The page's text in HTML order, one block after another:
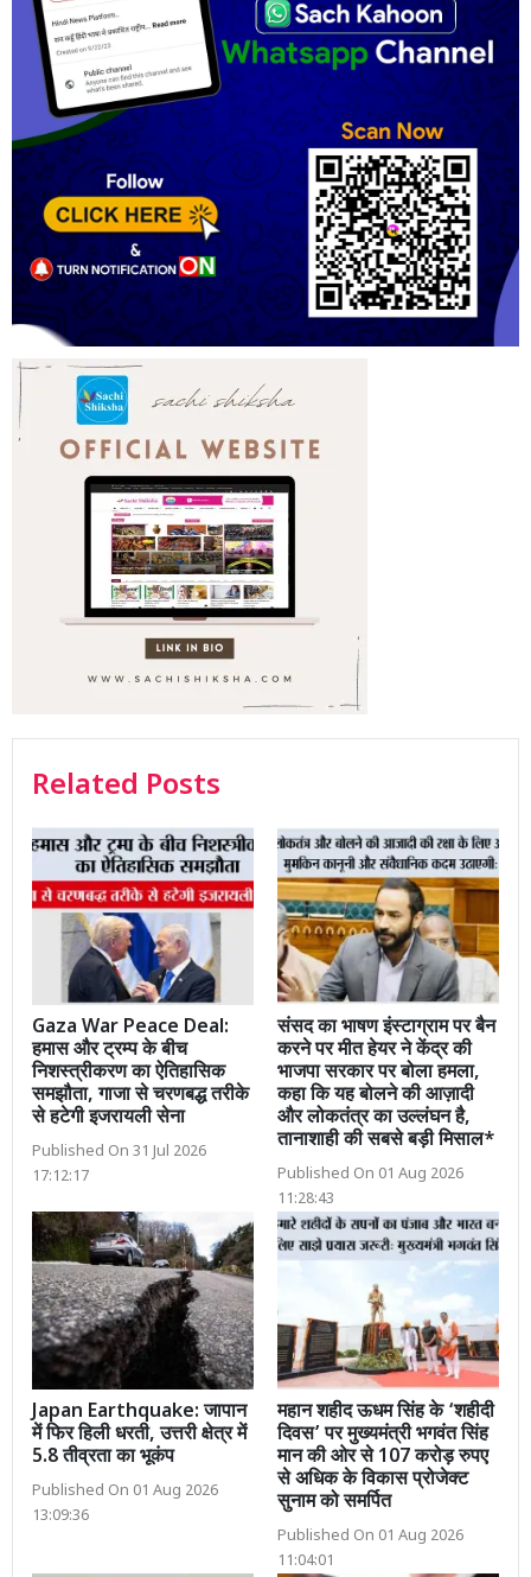
Related Posts
Gaza War Peace Deal:
हमास और ट्रम्प के बीच
निशस्त्रीकरण का ऐतिहासिक
समझौता, गाजा से चरणबद्ध तरीके
से हटेगी इजरायली सेना
Published On 31 Jul 2026
17:12:17
संसद का भाषण इंस्टाग्राम पर बैन
करने पर मीत हेयर ने केंद्र की
भाजपा सरकार पर बोला हमला,
कहा कि यह बोलने की आज़ादी
और लोकतंत्र का उल्लंघन है,
तानाशाही की सबसे बड़ी मिसाल*
Published On 01 Aug 2026
11:28:43
Japan Earthquake: जापान
में फिर हिली धरती, उत्तरी क्षेत्र में
5.8 तीव्रता का भूकंप
Published On 01 Aug 2026
13:09:36
महान शहीद ऊधम सिंह के ‘शहीदी
दिवस’ पर मुख्यमंत्री भगवंत सिंह
मान की ओर से 107 करोड़ रुपए
से अधिक के विकास प्रोजेक्ट
सुनाम को समर्पित
Published On 01 Aug 2026
11:04:01